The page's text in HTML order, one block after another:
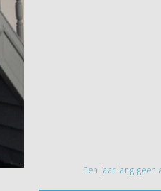
Een jaar lang